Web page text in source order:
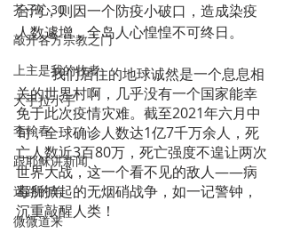
芥子心30
敲开各方宗教之门
上主是我的牧者
大手拉小手
李翰春
跟耶稣讲新闻
迷路的羊
微微道来
台湾，则因一个防疫小破口，造成染疫
人数遽增，全岛人心惶惶不可终日。
	我们居住的地球诚然是一个息息相
关的世界村啊，几乎没有一个国家能幸
免于此次疫情灾难。截至2021年六月中
旬，全球确诊人数达1亿7千万余人，死
亡人数近3百80万，死亡强度不遑让两次
世界大战，这一个看不见的敌人——病
毒所掀起的无烟硝战争，如一记警钟，
沉重敲醒人类！